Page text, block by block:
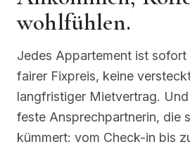
wohlfühlen.
Jedes Appartement ist
fairer Fixpreis, keine
langfristiger Mietvertrag.
feste Ansprechpartnerin, die
kümmert: vom Check-in bis